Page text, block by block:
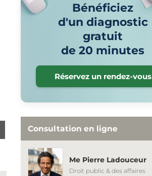
Bénéficiez
d'un diagnostic
gratuit
de 20 minutes
Réservez un rendez-vous
Consultation en ligne
Me Pierre Ladouceur
Droit public & des affaires